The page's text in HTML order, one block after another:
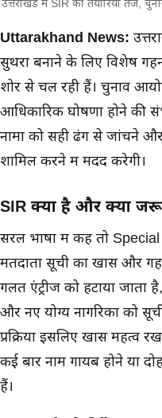
उत्तराखंड में SIR की तैयारियां तेज,
मुख्य समाचार
Uttarakhand News:
सुथरा बनाने के लिए विशेष
शोर से चल रही हैं। चुनाव
आधिकारिक घोषणा होने की
नामों को सही ढंग से जांचने
शामिल करने में मदद करेगी।
SIR क्या है और क्यों
सरल भाषा में कहें तो
मतदाता सूची का खास और
गलत एंट्रीज को हटाया जाता
और नए योग्य नागरिकों को
प्रक्रिया इसलिए खास महत्व
कई बार नाम गायब होने या
हैं।